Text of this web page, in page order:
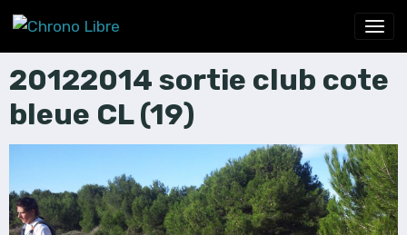
20122014 sortie club cote
bleue CL (19)